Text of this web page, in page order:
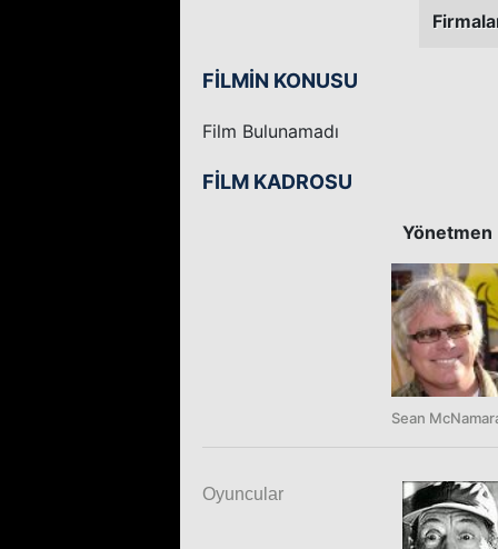
FİLMİN KONUSU
Film Bulunamadı
FİLM KADROSU
Yönetmen
Sean
Oyuncular